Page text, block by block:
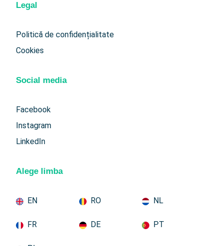
Legal
Politică de confidențialitate
Cookies
Social media
Facebook
Instagram
LinkedIn
Alege limba
EN RO NL
FR DE PT